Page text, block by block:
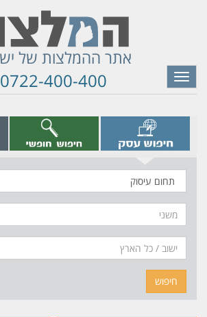
אתר ההמלצות של
0722-400-400
Toggle
navigation
עיסוק
חיפוש